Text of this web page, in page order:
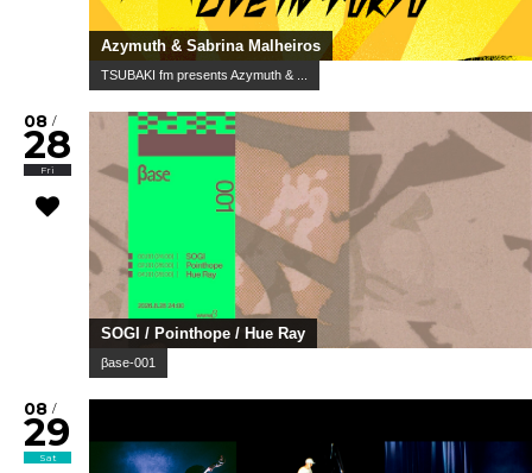
Azymuth & Sabrina Malheiros
TSUBAKI fm presents Azymuth & ...
08 /
28
Fri
SOGI / Pointhope / Hue Ray
βase-001
08 /
29
Sat